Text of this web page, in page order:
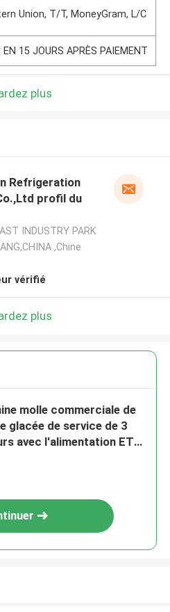
Union, T/T, MoneyGram, L/C
EN 15 JOURS APRÈS PAIEMENT
plus
Refrigeration
profil du
INDUSTRY PARK
,Chine
vérifié
plus
molle commerciale de
glacée de service de 3
avec l'alimentation ETL